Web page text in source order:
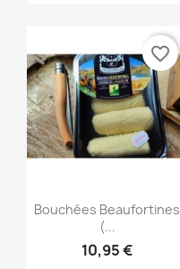
Aperçu rapide
Bouchées Beaufortines
(...
10,95 €
favorite_border